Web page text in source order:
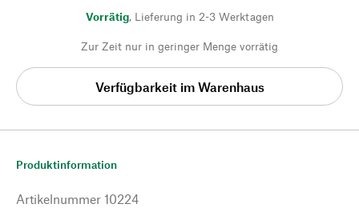
Vorrätig, Lieferung in 2-3 Werktagen
Zur Zeit nur in geringer Menge vorrätig
Verfügbarkeit im Warenhaus
Produktinformation
Artikelnummer 10224